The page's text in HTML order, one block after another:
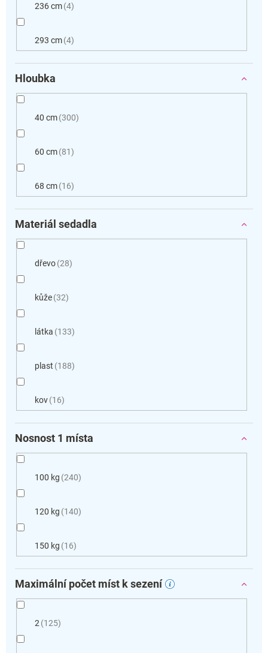
236 cm 4
293 cm 4
Hloubka
40 cm 300
60 cm 81
68 cm 16
Materiál sedadla
dřevo 28
kůže 32
látka 133
plast 188
kov 16
Nosnost 1 místa
100 kg 240
120 kg 140
150 kg 16
Maximální počet míst k sezení
2 125